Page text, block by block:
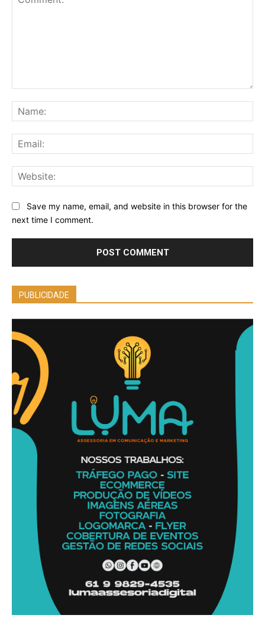
Save my name, email, and website in this browser for the
next time I comment.
PUBLICIDADE